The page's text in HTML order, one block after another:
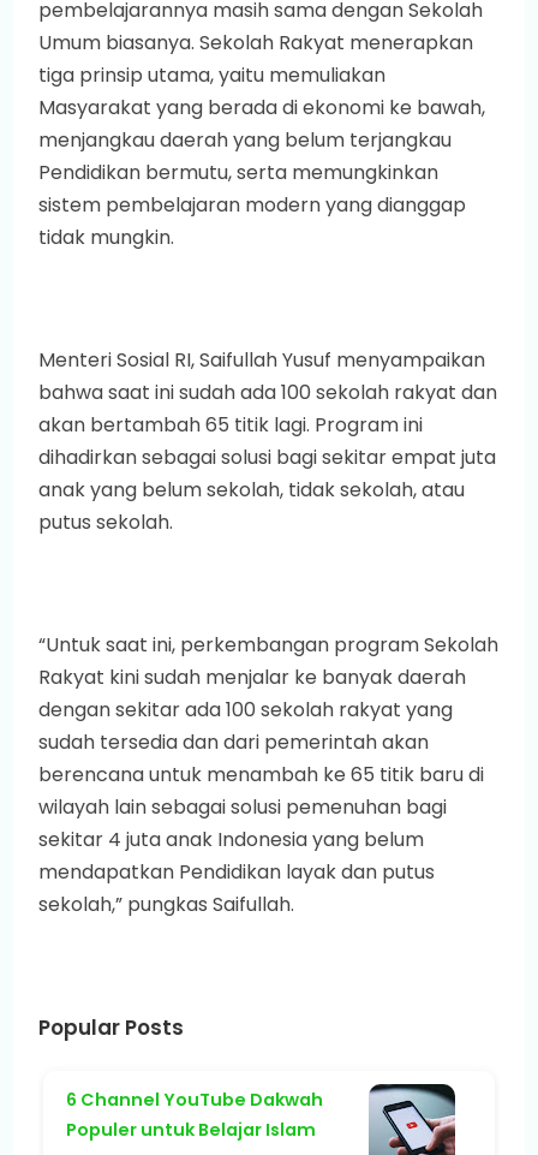
pembelajarannya masih sama dengan Sekolah
Umum biasanya. Sekolah Rakyat menerapkan
tiga prinsip utama, yaitu memuliakan
Masyarakat yang berada di ekonomi ke bawah,
menjangkau daerah yang belum terjangkau
Pendidikan bermutu, serta memungkinkan
sistem pembelajaran modern yang dianggap
tidak mungkin.
Menteri Sosial RI, Saifullah Yusuf menyampaikan
bahwa saat ini sudah ada 100 sekolah rakyat dan
akan bertambah 65 titik lagi. Program ini
dihadirkan sebagai solusi bagi sekitar empat juta
anak yang belum sekolah, tidak sekolah, atau
putus sekolah.
“Untuk saat ini, perkembangan program Sekolah
Rakyat kini sudah menjalar ke banyak daerah
dengan sekitar ada 100 sekolah rakyat yang
sudah tersedia dan dari pemerintah akan
berencana untuk menambah ke 65 titik baru di
wilayah lain sebagai solusi pemenuhan bagi
sekitar 4 juta anak Indonesia yang belum
mendapatkan Pendidikan layak dan putus
sekolah,” pungkas Saifullah.
Popular Posts
6 Channel YouTube Dakwah
Populer untuk Belajar Islam